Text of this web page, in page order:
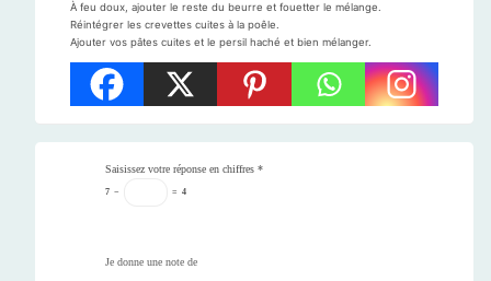
À feu doux, ajouter le reste du beurre et fouetter le mélange.
Réintégrer les crevettes cuites à la poêle.
Ajouter vos pâtes cuites et le persil haché et bien mélanger.
Saisissez votre réponse en chiffres *
7 − = 4